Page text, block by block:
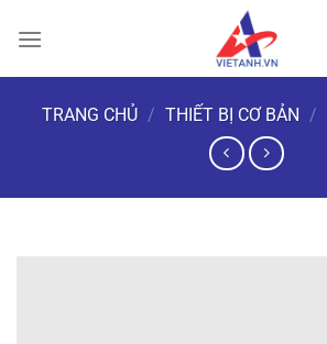
đến
TRANG CHỦ / THIẾT BỊ CƠ BẢN /